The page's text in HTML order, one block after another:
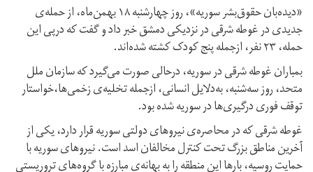
«دیده‌بان حقوق‌بشر سوریه»، روز چهارشنبه ۱۸ بهمن‌ماه، از حمله‌ی
جدیدی در غوطه‌ شرقی در نزدیکی دمشق خبر داد و گفت که درپی این
حمله، ۲۳ نفر، ازجمله پنج کودک کشته شده‌اند.
بمباران غوطه شرقی در سوریه، درحالی صورت می‌گیرد که سازمان ملل
متحد، روز سه‌شنبه، به‌دلایل انسانی، ازجمله تخلیه‌ی زخمی‌ها،خواستار
توقف فوری درگیری‌ها در سوریه شده بود.
غوطه شرقی که در محاصره‌ی نیروهای دولتی سوریه قرار دارد، یکی از
آخرین مناطق بزرگ تحت کنترل مخالفان اسد است. نیروهای سوریه با